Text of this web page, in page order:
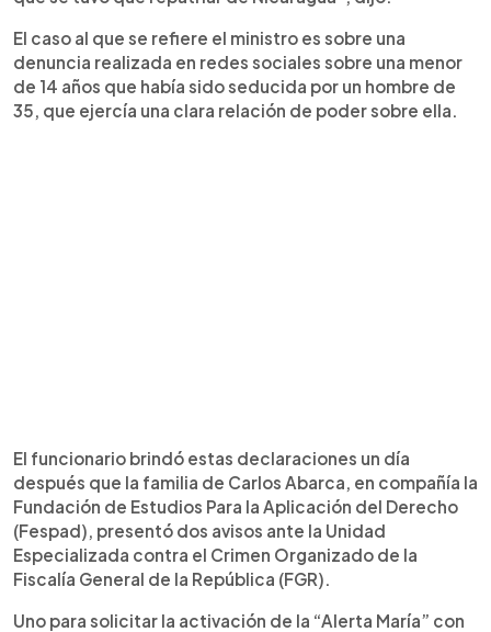
El caso al que se refiere el ministro es sobre una
denuncia realizada en redes sociales sobre una menor
de 14 años que había sido seducida por un hombre de
35, que ejercía una clara relación de poder sobre ella.
El funcionario brindó estas declaraciones un día
después que la familia de Carlos Abarca, en compañía la
Fundación de Estudios Para la Aplicación del Derecho
(Fespad), presentó dos avisos ante la Unidad
Especializada contra el Crimen Organizado de la
Fiscalía General de la República (FGR).
Uno para solicitar la activación de la “Alerta María” con